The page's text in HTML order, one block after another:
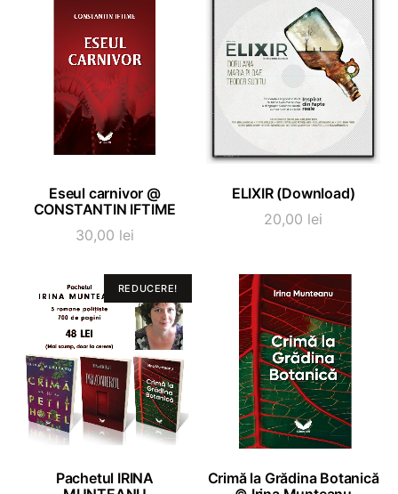
ADAUGĂ ÎN COȘ
Eseul carnivor @
CONSTANTIN IFTIME
30,00 lei
ADAUGĂ ÎN COȘ
ELIXIR (Download)
20,00 lei
REDUCERE!
ADAUGĂ ÎN COȘ
Pachetul IRINA
ADAUGĂ ÎN COȘ
Crimă la Grădina Botanică